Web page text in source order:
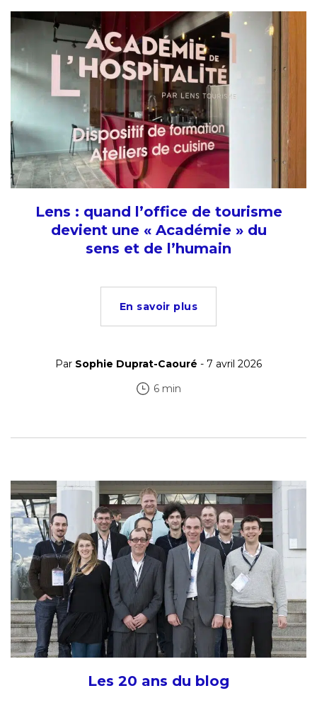
Lens : quand l’office de tourisme
devient une « Académie » du
sens et de l’humain
En savoir plus
Par Sophie Duprat-Caouré - 7 avril 2026
6 min
Les 20 ans du blog